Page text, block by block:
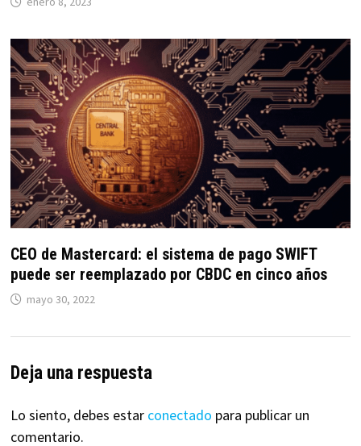
CEO de Mastercard: el sistema de pago SWIFT
puede ser reemplazado por CBDC en cinco años
mayo 30, 2022
Deja una respuesta
Lo siento, debes estar conectado para publicar un
comentario.